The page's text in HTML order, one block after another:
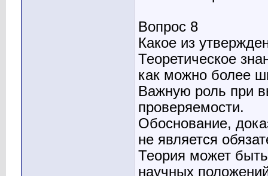
Вопрос 8
Какое из
Теоретическое
как можно более
Важную роль при
проверяемости.
Обоснование,
не является
Теория может
научных